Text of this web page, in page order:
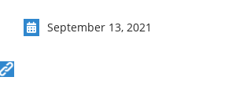
September 13, 2021